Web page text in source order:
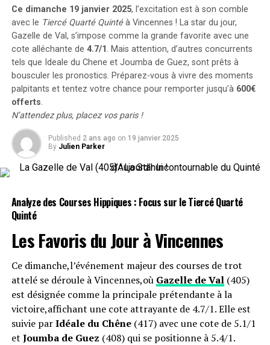
à jewelcandle Fac d’accéder au podium tant convoité.
Performances Remarquables
Granvillaise Bleue, entraînée par Pierre Levesque et déjà
bien connue pour ses performances passées
remarquables, s’est classée fièrement à la quatrième
place. C’est sa troisième fois consécutive qu’elle termine
parmi les cinq premiers après avoir brillé en 2022 et
2023. Gazelle de Val a également réalisé une belle
remontée finale pour compléter le quinté gagnant.
pas à consulter notre site !
Offres Spéciales sur les Paris Hippiques
Profitez jusqu’à 600€ offerts pour vos paris sur les
courses hippiques!
Ce dimanche 19 janvier 2025, l’excitation est à son comble
avec le Tiercé Quarté Quintéà Vincennes ! La star du jour,
Gazelle de Val, s’impose comme la grande favorite avec une
cote alléchante de 4.7/1 . Mais attention, d’autres concurrents
tels que Ideale du Chene et Joumba de Guez, sont prêts à
bousculer les pronostics. Préparez-vous à vivre des moments
palpitants et tentez votre chance pour remporter jusqu’à 600€
offerts.
N’attendez plus, placez vos paris !
Published 2 ans ago on 19 janvier 2025
By Julien Parker
Analyze des Courses Hippiques : Focus sur le Tiercé Quarté
Quinté
Les Favoris du Jour àVincennes
Ce dimanche,l’événement majeur des courses de trot
attelé se déroule à Vincennes,où Gazelle de Val(405)
est désignée comme la principale prétendante à la
victoire,affichant une cote attrayante de 4.7/1. Elle est
suivie parIdéale du Chêne(417) avec une cote de 5.1/1
et Joumba de Guez (408) qui se positionne à 5.4/1.